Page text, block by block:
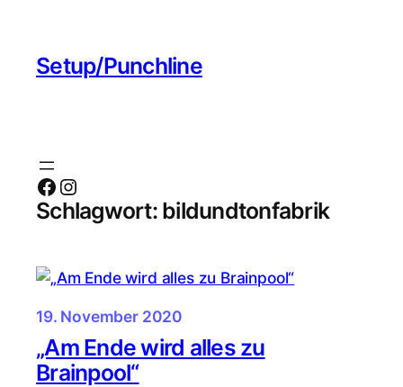
springen
Setup/Punchline
Facebook Instagram
Schlagwort: bildundtonfabrik
19. November 2020
„Am Ende wird alles zu
Brainpool“